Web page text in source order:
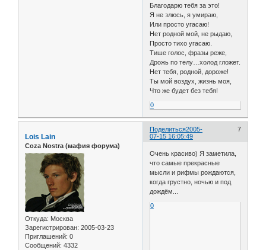
Благодарю тебя за это!
Я не злюсь, я умираю,
Или просто угасаю!
Нет родной мой, не рыдаю,
Просто тихо угасаю.
Тише голос, фразы реже,
Дрожь по телу…холод гложет.
Нет тебя, родной, дороже!
Ты мой воздух, жизнь моя,
Что же будет без тебя!
0
Поделиться 7
2005-
07-15 16:05:49
Lois Lain
Coza Nostra (мафия форума)
Откуда: Москва
Зарегистрирован: 2005-03-23
Приглашений: 0
Сообщений: 4332
Очень красиво) Я заметила,
что самые прекрасные
мысли и рифмы рождаются,
когда грустно, ночью и под
дождём...
0